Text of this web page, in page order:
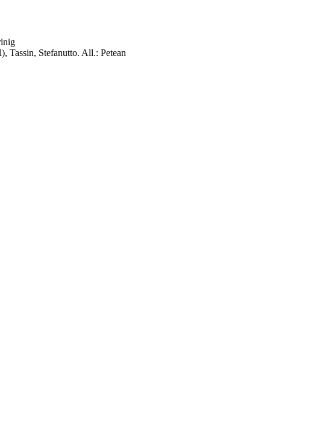
Tassin, Stefanutto. All.: Petean